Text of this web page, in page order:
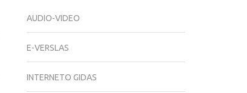
AUDIO-VIDEO
E-VERSLAS
INTERNETO GIDAS